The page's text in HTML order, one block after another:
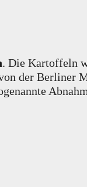
. Die Kartoffeln
der Berliner